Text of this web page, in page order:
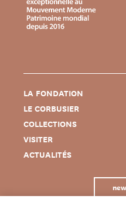
LA FONDATION
LE CORBUSIER
COLLECTIONS
VISITER
ACTUALITÉS